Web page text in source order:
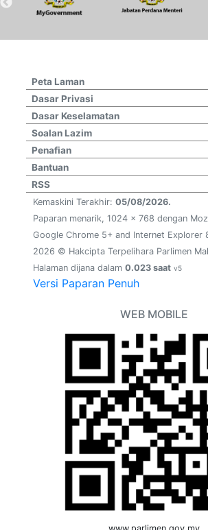
Peta Laman
Dasar Privasi
Dasar Keselamatan
Soalan Lazim
Penafian
Bantuan
RSS
Kemaskini Terakhir: 05/08/2026.
Paparan menarik, 1024 x 768 dengan
Google Chrome 5+ and Internet Explorer
2026 © Hakcipta Terpelihara Parlimen
Halaman dijana dalam 0.023 saat v5
Versi Paparan Penuh
WEB MOBILE